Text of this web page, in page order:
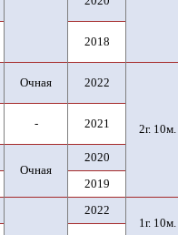
2018
Очная 2022
2г. 10м.
- 2021
Очная
2020
2019
2022
1г. 10м.